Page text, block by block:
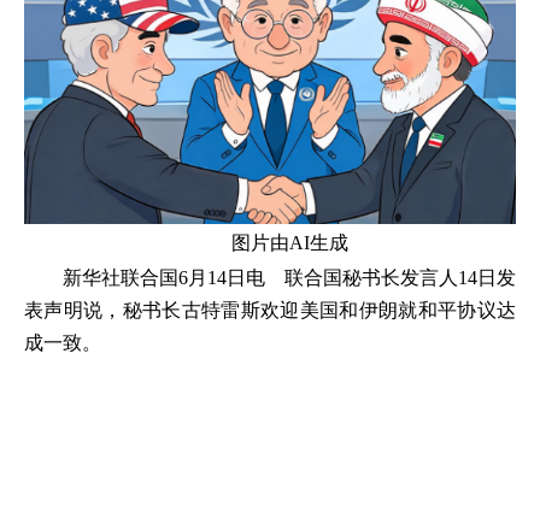
图片由AI生成
新华社联合国6月14日电 联合国秘书长发言人14日发
表声明说，秘书长古特雷斯欢迎美国和伊朗就和平协议达
成一致。